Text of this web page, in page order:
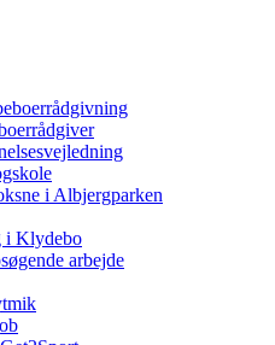
i Albjergparken
i Klydebo
arbejde